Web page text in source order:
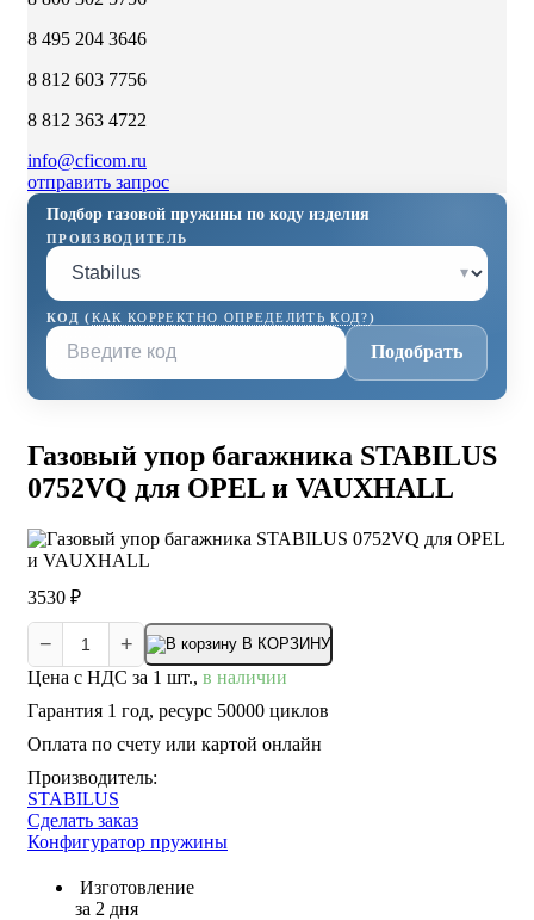
8 495 204 3646
8 812 603 7756
8 812 363 4722
info@cficom.ru
отправить запрос
Подбор газовой пружины по коду изделия
ПРОИЗВОДИТЕЛЬ
▾
КОД (КАК КОРРЕКТНО ОПРЕДЕЛИТЬ КОД?)
Подобрать
Газовый упор багажника STABILUS
0752VQ для OPEL и VAUXHALL
3530 ₽
− + В КОРЗИНУ
Цена с НДС за 1 шт., в наличии
Гарантия 1 год, ресурс 50000 циклов
Оплата по счету или картой онлайн
Производитель:
STABILUS
Сделать заказ
Конфигуратор пружины
Изготовление
за 2 дня